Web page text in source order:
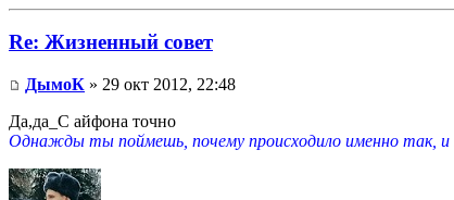
Re: Жизненный совет
ДымоК » 29 окт 2012, 22:48
Да,да_С айфона точно
Однажды ты поймешь, почему происходило именно так, и